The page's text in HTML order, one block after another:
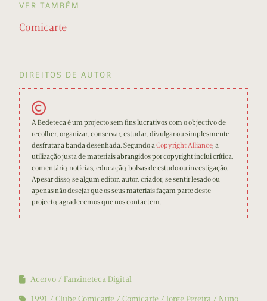
VER TAMBÉM
Comicarte
DIREITOS DE AUTOR
A Bedeteca é um projecto sem fins lucrativos com o objectivo de
recolher, organizar, conservar, estudar, divulgar ou simplesmente
desfrutar a banda desenhada. Segundo aCopyright Alliance, a
utilização justa de materiais abrangidos por copyright inclui crítica,
comentário, notícias, educação, bolsas de estudo ou investigação.
Apesar disso, se algum editor, autor, criador, se sentir lesado ou
apenas não desejar que os seus materiais façam parte deste
projecto, agradecemos que nos contactem.
Acervo
Fanzineteca Digital